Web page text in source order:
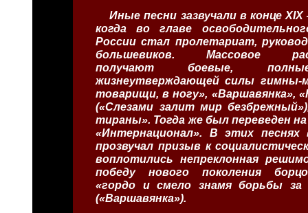
Иные песни зазвучали в конце
когда во главе
России стал пролетариат,
большевиков. Массовое
получают боевые,
жизнеутверждающей силы гимны-
товарищи, в ногу», «Варшавянка»,
(«Слезами залит мир
тираны». Тогда же был переведен на
«Интернационал». В этих песнях
прозвучал призыв к
воплотились непреклонная
победу нового поколения
«гордо и смело знамя борьбы за
(«Варшавянка»).